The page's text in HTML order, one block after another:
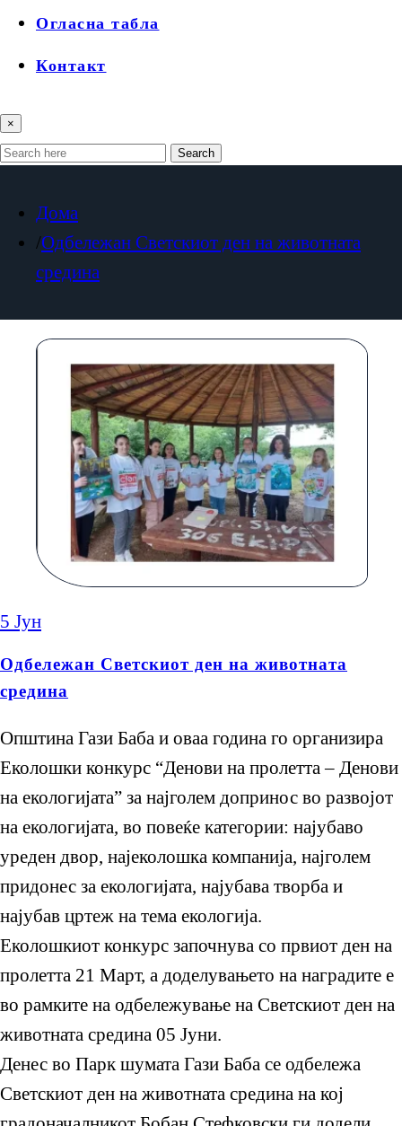
Огласна табла
Контакт
×
Search
Дома
Одбележан Светскиот ден на животната
средина
5 Јун
Одбележан Светскиот ден на животната
средина
Општина Гази Баба и оваа година го организира
Еколошки конкурс “Денови на пролетта – Денови
на екологијата” за најголем допринос во развојот
на екологијата, во повеќе категории: најубаво
уреден двор, најеколошка компанија, најголем
придонес за екологијата, најубава творба и
најубав цртеж на тема екологија.
Еколошкиот конкурс започнува со првиот ден на
пролетта 21 Март, а доделувањето на наградите е
во рамките на одбележување на Светскиот ден на
животната средина 05 Јуни.
Денес во Парк шумата Гази Баба се одбележа
Светскиот ден на животната средина на кој